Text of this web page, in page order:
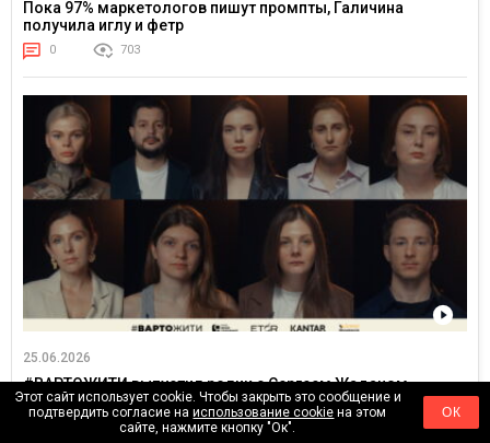
Пока 97% маркетологов пишут промпты, Галичина
получила иглу и фетр
0 703
25.06.2026
#ВАРТОЖИТИ выпустил ролик с Сергеем Жаданом,
Яниной Соколовой и Александром Тереном о жизни в
постоянном напряжении
Этот сайт использует cookie. Чтобы закрыть это сообщение и
подтвердить согласие наиспользование cookie на этом
сайте, нажмите кнопку "Ок".
ОК